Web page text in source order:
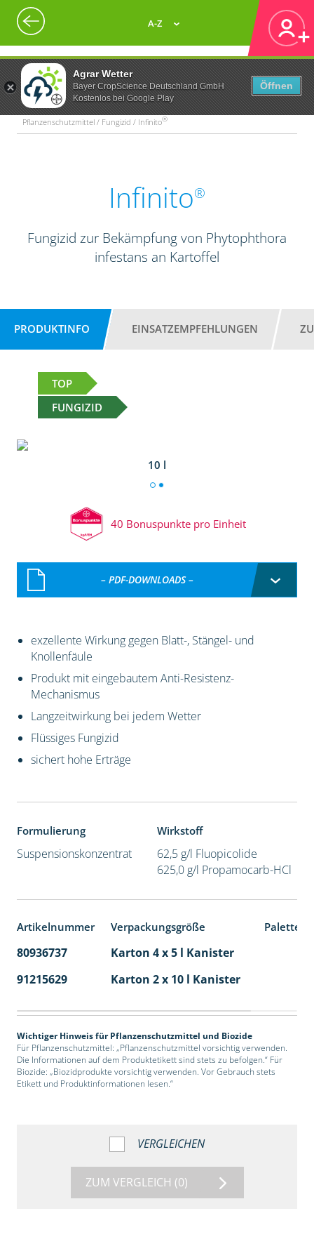
Agrar Wetter
Bayer CropScience Deutschland GmbH
Kostenlos bei Google Play
Öffnen
A-Z
Pflanzenschutzmittel / Fungizid / Infinito®
Infinito®
Fungizid zur Bekämpfung von Phytophthora
infestans an Kartoffel
PRODUKTINFO EINSATZEMPFEHLUNGEN
TOP
FUNGIZID
10 l
40 Bonuspunkte pro Einheit
– PDF-DOWNLOADS –
exzellente Wirkung gegen Blatt-, Stängel- und
Knollenfäule
Produkt mit eingebautem Anti-Resistenz-
Mechanismus
Langzeitwirkung bei jedem Wetter
Flüssiges Fungizid
sichert hohe Erträge
Formulierung
Suspensionskonzentrat
Wirkstoff
62,5 g/l Fluopicolide
625,0 g/l Propamocarb-HCl
Artikelnummer Verpackungsgröße
80936737 Karton 4 x 5 l Kanister
91215629
Karton 2 x 10 l Kanister
Wichtiger Hinweis für Pflanzenschutzmittel und Biozide
Für Pflanzenschutzmittel: „Pflanzenschutzmittel vorsichtig verwenden.
Die Informationen auf dem Produktetikett sind stets zu befolgen.“ Für
Biozide: „Biozidprodukte vorsichtig verwenden. Vor Gebrauch stets
Etikett und Produktinformationen lesen.“
VERGLEICHEN
ZUM VERGLEICH (0)